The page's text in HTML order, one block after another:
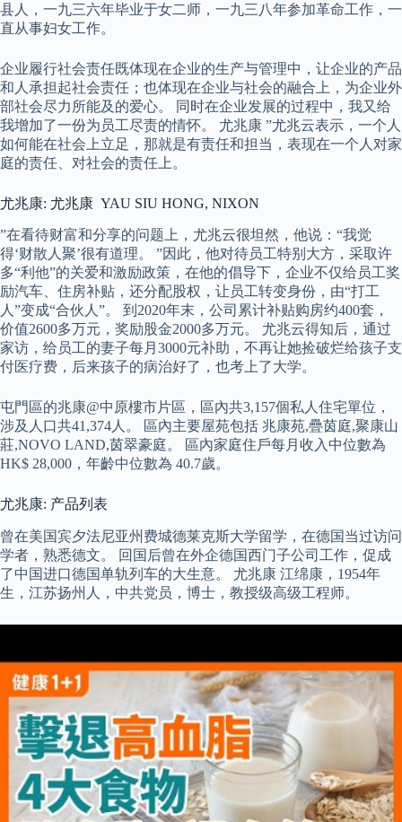
县人，一九三六年毕业于女二师，一九三八年参加革命工作，一
直从事妇女工作。
企业履行社会责任既体现在企业的生产与管理中，让企业的产品
和人承担起社会责任；也体现在企业与社会的融合上，为企业外
部社会尽力所能及的爱心。 同时在企业发展的过程中，我又给
我增加了一份为员工尽责的情怀。 尤兆康 ”尤兆云表示，一个人
如何能在社会上立足，那就是有责任和担当，表现在一个人对家
庭的责任、对社会的责任上。
尤兆康: 尤兆康 YAU SIU HONG, NIXON
”在看待财富和分享的问题上，尤兆云很坦然，他说：“我觉
得‘财散人聚’很有道理。 ”因此，他对待员工特别大方，采取许
多“利他”的关爱和激励政策，在他的倡导下，企业不仅给员工奖
励汽车、住房补贴，还分配股权，让员工转变身份，由“打工
人”变成“合伙人”。 到2020年末，公司累计补贴购房约400套，
价值2600多万元，奖励股金2000多万元。 尤兆云得知后，通过
家访，给员工的妻子每月3000元补助，不再让她捡破烂给孩子支
付医疗费，后来孩子的病治好了，也考上了大学。
屯門區的兆康@中原樓市片區，區內共3,157個私人住宅單位，
涉及人口共41,374人。 區內主要屋苑包括 兆康苑,疊茵庭,聚康山
莊,NOVO LAND,茵翠豪庭。 區內家庭住戶每月收入中位數為
HK$ 28,000，年齡中位數為 40.7歲。
尤兆康: 产品列表
曾在美国宾夕法尼亚州费城德莱克斯大学留学，在德国当过访问
学者，熟悉德文。 回国后曾在外企德国西门子公司工作，促成
了中国进口德国单轨列车的大生意。 尤兆康 江绵康，1954年
生，江苏扬州人，中共党员，博士，教授级高级工程师。